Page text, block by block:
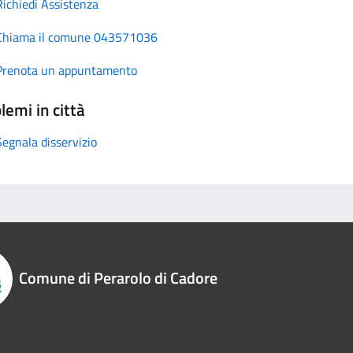
il comune 043571036
un appuntamento
in città
disservizio
Comune di Perarolo di Cadore